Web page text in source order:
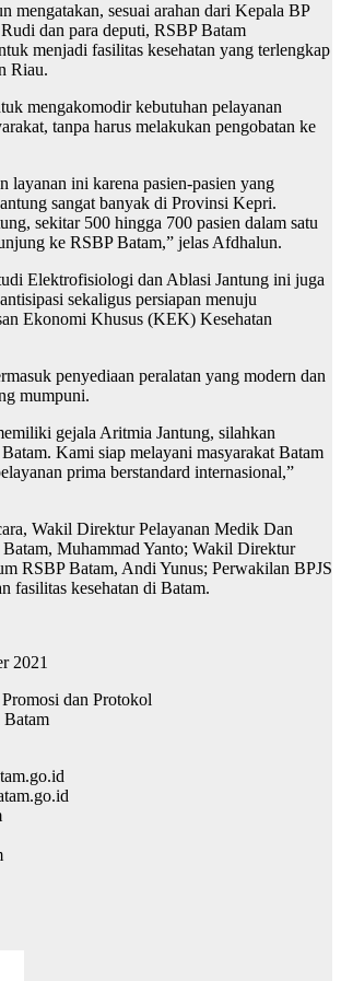
mengatakan, sesuai arahan dari Kepala BP
dan para deputi, RSBP Batam
menjadi fasilitas kesehatan yang terlengkap
Riau.
mengakomodir kebutuhan pelayanan
tanpa harus melakukan pengobatan ke
layanan ini karena pasien-pasien yang
sangat banyak di Provinsi Kepri.
sekitar 500 hingga 700 pasien dalam satu
ke RSBP Batam,” jelas Afdhalun.
Elektrofisiologi dan Ablasi Jantung ini juga
sekaligus persiapan menuju
Ekonomi Khusus (KEK) Kesehatan
penyediaan peralatan yang modern dan
mumpuni.
gejala Aritmia Jantung, silahkan
Kami siap melayani masyarakat Batam
prima berstandard internasional,”
Wakil Direktur Pelayanan Medik Dan
Muhammad Yanto; Wakil Direktur
RSBP Batam, Andi Yunus; Perwakilan BPJS
fasilitas kesehatan di Batam.
2021
dan Protokol
Batam